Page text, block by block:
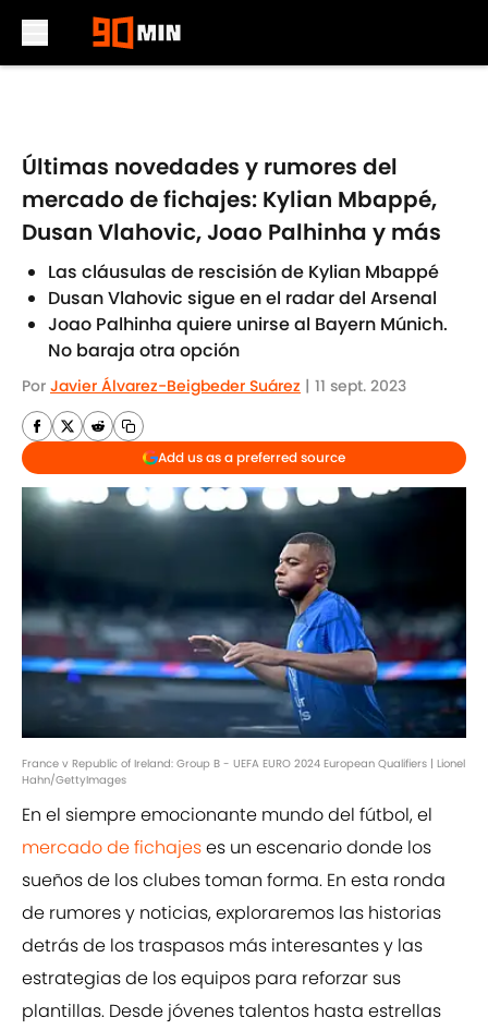
Últimas novedades y rumores del
mercado de fichajes: Kylian Mbappé,
Dusan Vlahovic, Joao Palhinha y más
Las cláusulas de rescisión de Kylian Mbappé
Dusan Vlahovic sigue en el radar del Arsenal
Joao Palhinha quiere unirse al Bayern Múnich.
No baraja otra opción
Por Javier Álvarez-Beigbeder Suárez | 11 sept. 2023
Add us as a preferred source
France v Republic of Ireland: Group B - UEFA EURO 2024 European Qualifiers | Lionel
Hahn/GettyImages
En el siempre emocionante mundo del fútbol, el
mercado de fichajeses un escenario donde los
sueños de los clubes toman forma. En esta ronda
de rumores y noticias, exploraremos las historias
detrás de los traspasos más interesantes y las
estrategias de los equipos para reforzar sus
plantillas. Desde jóvenes talentos hasta estrellas